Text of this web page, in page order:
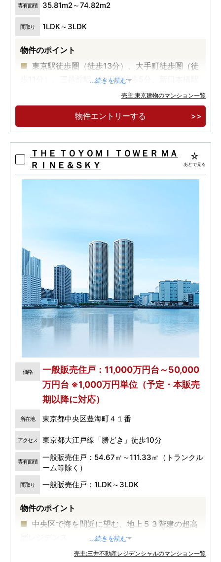
専有面積 35.81m2～74.82m2
間取り 1LDK～3LDK
物件のポイント
東京駅徒歩圏（徒歩13分）、大手町徒歩圏（徒
歩11分）、三越前駅・神田駅徒歩5分、新日本橋駅
...続きを読む
売主:東京建物のマンション一覧
物件エントリーする
ＴＨＥ ＴＯＹＯＭＩ ＴＯＷＥＲ ＭＡ
ＲＩＮＥ＆ＳＫＹ
あとで見る
価格
一般販売住戸：11,000万円台～50,000
万円台 ※1,000万円単位（予定・本販売
期以降に対応）
所在地 東京都中央区豊海町４１番
アクセス 東京都大江戸線「勝どき」徒歩10分
専有面積
一般販売住戸：54.67㎡～111.33㎡（トランクル
ーム等除く）
間取り 一般販売住戸：1LDK～3LDK
物件のポイント
中央区で海を間近に望む、地上５３階建の超高
総戸数２０４６戸の大規模複合再開発プロジェ
...続きを読む
売主:三井不動産レジデンシャルのマンション一覧